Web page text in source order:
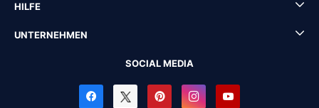
HILFE
UNTERNEHMEN
SOCIAL MEDIA